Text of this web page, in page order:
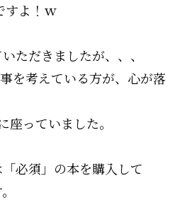
すよ！ｗ
ただきましたが、、、
を考えている方が、心が落
っていました。
必須」の本を購入して